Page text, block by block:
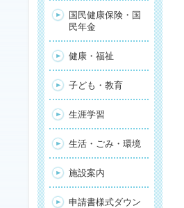
国民健康保険・国
民年金
健康・福祉
子ども・教育
生涯学習
生活・ごみ・環境
施設案内
申請書様式ダウン